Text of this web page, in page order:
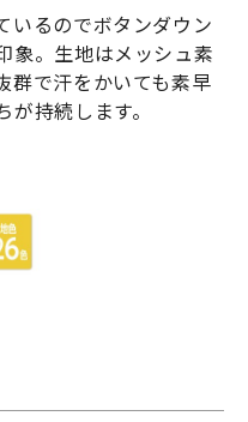
いるのでボタンダウン
象。生地はメッシュ素
群で汗をかいても素早
持続します。